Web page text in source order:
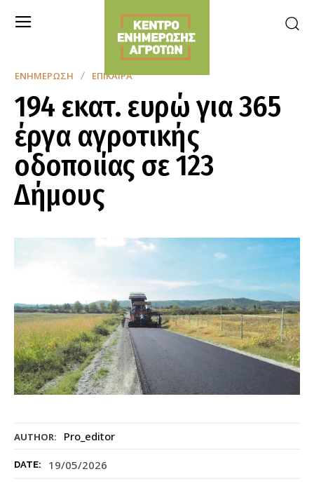
AUTHOR: Pro_editor
DATE: 19/05/2026
ΕΝΗΜΈΡΩΣΗ ΕΠΊΚΑΙΡΑ
194 εκατ. ευρώ για 365
έργα αγροτικής
οδοποιίας σε 123
Δήμους